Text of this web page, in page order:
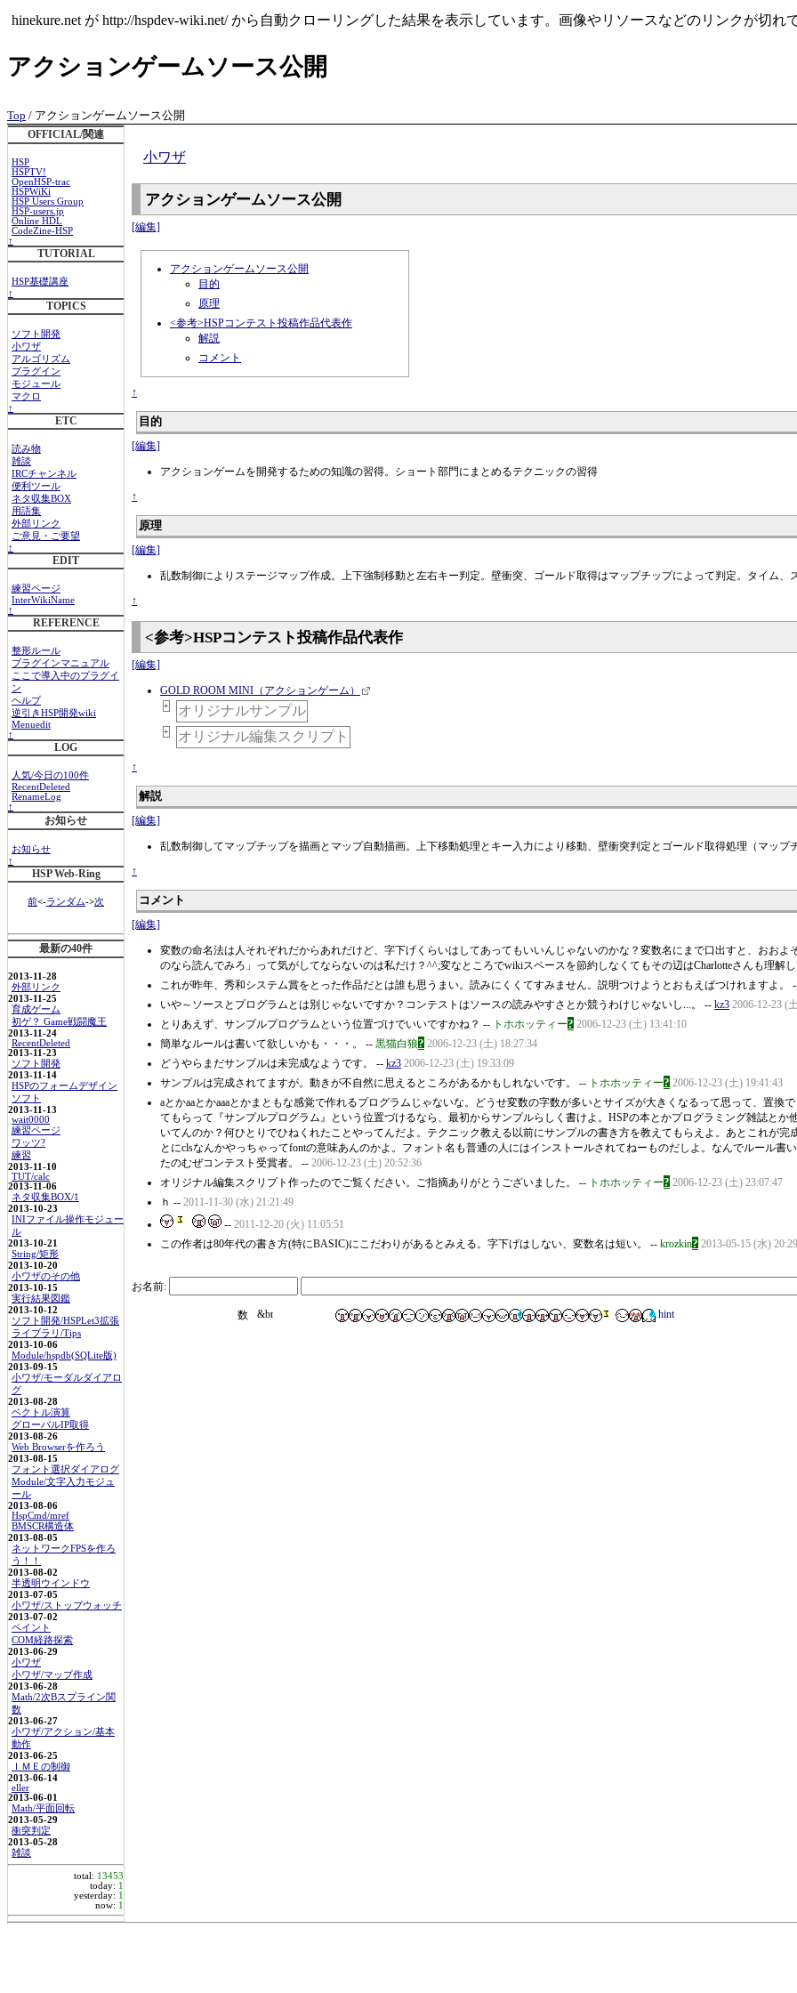
hinekure.net が http://hspdev-wiki.net/ から自動クローリングした結果を表示しています。画像やリソースなどのリンクが切
アクションゲームソース公開
Top / アクションゲームソース公開
OFFICIAL/関連
HSP
HSPTV!
OpenHSP-trac
HSPWiKi
HSP Users Group
HSP-users.jp
Online HDL
CodeZine-HSP
↑
TUTORIAL
HSP基礎講座
↑
TOPICS
ソフト開発
小ワザ
アルゴリズム
プラグイン
モジュール
マクロ
↑
ETC
読み物
雑談
IRCチャンネル
便利ツール
ネタ収集BOX
用語集
外部リンク
ご意見・ご要望
↑
EDIT
練習ページ
InterWikiName
↑
REFERENCE
整形ルール
プラグインマニュアル
ここで導入中のプラグイ
ン
ヘルプ
逆引きHSP開発wiki
Menuedit
↑
LOG
人気/今日の100件
RecentDeleted
RenameLog
↑
お知らせ
お知らせ
↑
HSP Web-Ring
前<-ランダム->次
最新の40件
2013-11-28
外部リンク
2013-11-25
育成ゲーム
初ゲ？ Game戦闘魔王
2013-11-24
RecentDeleted
2013-11-23
ソフト開発
2013-11-14
HSPのフォームデザイン
ソフト
2013-11-13
wait0000
練習ページ
ワッツ?
練習
2013-11-10
TUT/calc
2013-11-06
ネタ収集BOX/1
2013-10-23
INIファイル操作モジュー
ル
2013-10-21
String/矩形
2013-10-20
小ワザのその他
2013-10-15
実行結果図鑑
2013-10-12
ソフト開発/HSPLet3拡張
ライブラリ/Tips
2013-10-06
Module/hspdb(SQLite版)
2013-09-15
小ワザ/モーダルダイアロ
グ
2013-08-28
ベクトル演算
グローバルIP取得
2013-08-26
Web Browserを作ろう
2013-08-15
フォント選択ダイアログ
Module/文字入力モジュ
ール
2013-08-06
HspCmd/mref
BMSCR構造体
2013-08-05
ネットワークFPSを作ろ
う！！
2013-08-02
半透明ウインドウ
2013-07-05
小ワザ/ストップウォッチ
2013-07-02
ペイント
COM経路探索
2013-06-29
小ワザ
小ワザ/マップ作成
2013-06-28
Math/2次Bスプライン関
数
2013-06-27
小ワザ/アクション/基本
動作
2013-06-25
ＩＭＥの制御
2013-06-14
eller
2013-06-01
Math/平面回転
2013-05-29
衝突判定
2013-05-28
雑談
total: 13453
today: 1
yesterday: 1
now: 1
小ワザ
アクションゲームソース公開
[編集]
アクションゲームソース公開
目的
原理
<参考>HSPコンテスト投稿作品代表作
解説
コメント
↑
目的
[編集]
アクションゲームを開発するための知識の習得。ショート部門にまとめるテクニックの習得
↑
原理
[編集]
乱数制御によりステージマップ作成。上下強制移動と左右キー判定。壁衝突、ゴールド取得はマップチップによって判定。タイム
↑
<参考>HSPコンテスト投稿作品代表作
[編集]
GOLD ROOM MINI（アクションゲーム）
+ オリジナルサンプル
+ オリジナル編集スクリプト
↑
解説
[編集]
乱数制御してマップチップを描画とマップ自動描画。上下移動処理とキー入力により移動、壁衝突判定とゴールド取得処理（マッ
↑
コメント
[編集]
変数の命名法は人それぞれだからあれだけど、字下げくらいはしてあってもいいんじゃないのかな？変数名にまで口出すと、おお
のなら読んでみろ」って気がしてならないのは私だけ？^^;変なところでwikiスペースを節約しなくてもその辺はCharlotteさんも理解
これが昨年、秀和システム賞をとった作品だとは誰も思うまい。読みにくくてすみません。説明つけようとおもえばつけれますよ。
いや～ソースとプログラムとは別じゃないですか？コンテストはソースの読みやすさとか競うわけじゃないし...。 -- kz3 2006-12-23 (
とりあえず、サンプルプログラムという位置づけでいいですかね？ -- トホホッティー? 2006-12-23 (土) 13:41:10
簡単なルールは書いて欲しいかも・・・。 -- 黒猫白狼? 2006-12-23 (土) 18:27:34
どうやらまだサンプルは未完成なようです。 -- kz3 2006-12-23 (土) 19:33:09
サンプルは完成されてますが。動きが不自然に思えるところがあるかもしれないです。 -- トホホッティー? 2006-12-23 (土) 19:41:43
aとかaaとかaaaとかまともな感覚で作れるプログラムじゃないな。どうせ変数の字数が多いとサイズが大きくなるって思って、置
てもらって『サンプルプログラム』という位置づけるなら、最初からサンプルらしく書けよ。HSPの本とかプログラミング雑誌と
いてんのか？何ひとりでひねくれたことやってんだよ。テクニック教える以前にサンプルの書き方を教えてもらえよ。あとこれが
とにclsなんかやっちゃってfontの意味あんのかよ。フォント名も普通の人にはインストールされてねーものだしよ。なんでルール
たのむぜコンテスト受賞者。 -- 2006-12-23 (土) 20:52:36
オリジナル編集スクリプト作ったのでご覧ください。ご指摘ありがとうございました。 -- トホホッティー? 2006-12-23 (土) 23:07:47
ｈ -- 2011-11-30 (水) 21:21:49
-- 2011-12-20 (火) 11:05:51
この作者は80年代の書き方(特にBASIC)にこだわりがあるとみえる。字下げはしない、変数名は短い。 -- krozkin? 2013-05-15 (水)
お名前: